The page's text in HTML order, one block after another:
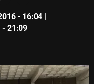
- 16:04 |
- 21:09